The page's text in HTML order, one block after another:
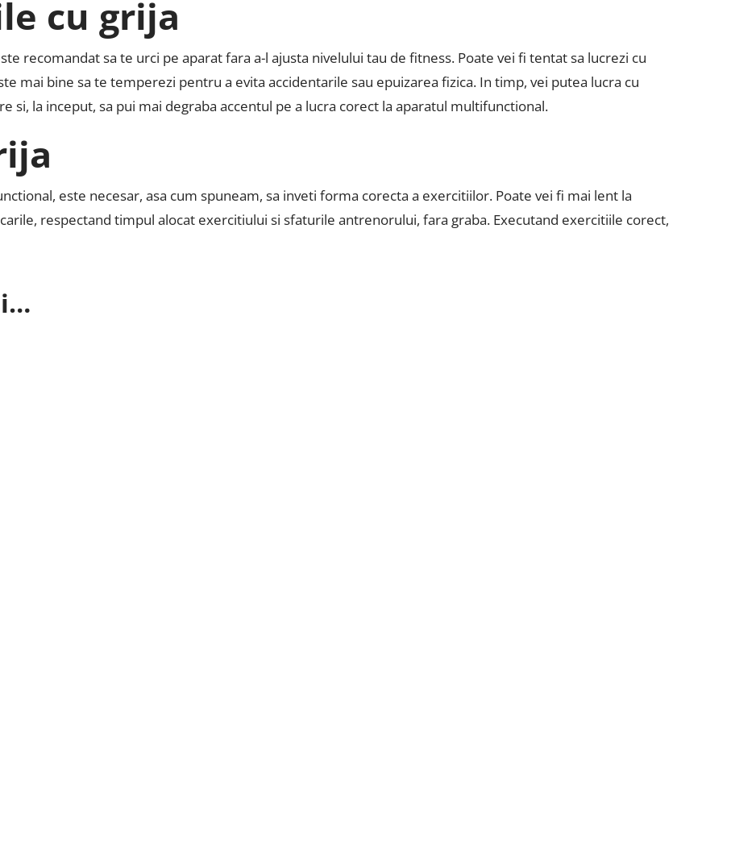
cu grija
recomandat sa te urci pe aparat fara a-l ajusta nivelului tau de fitness. Poate vei fi tentat sa lucrezi cu
mai bine sa te temperezi pentru a evita accidentarile sau epuizarea fizica. In timp, vei putea lucra cu
si, la inceput, sa pui mai degraba accentul pe a lucra corect la aparatul multifunctional.
este necesar, asa cum spuneam, sa inveti forma corecta a exercitiilor. Poate vei fi mai lent la
respectand timpul alocat exercitiului si sfaturile antrenorului, fara graba. Executand exercitiile corect,